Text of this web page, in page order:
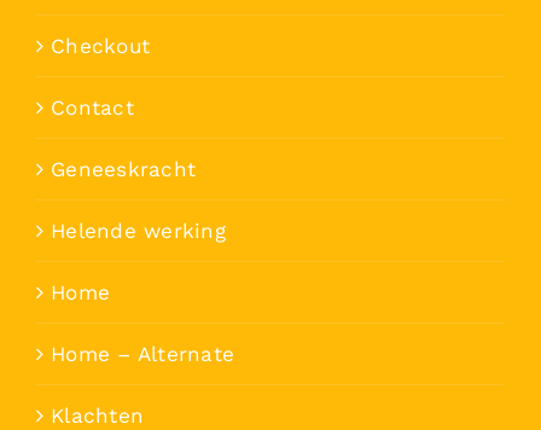
Checkout
Contact
Geneeskracht
Helende werking
Home
Home – Alternate
Klachten